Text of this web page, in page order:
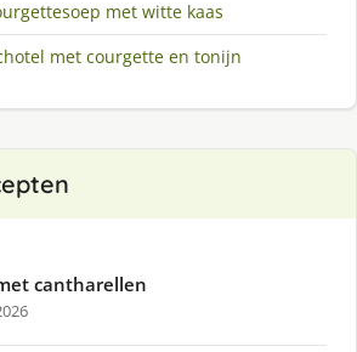
met witte kaas
met courgette en tonijn
cantharellen